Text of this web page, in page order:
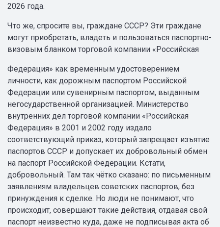
2026 года.
Что же, спросите вы, граждане СССР? Эти граждане
могут приобретать, владеть и пользоваться паспортно-
визовым бланком торговой компании «Российская
Федерация» как временным удостоверением
личности, как дорожным паспортом Российской
Федерации или сувенирным паспортом, выданным
негосударственной организацией. Министерство
внутренних дел торговой компании «Российская
Федерация» в 2001 и 2002 году издало
соответствующий приказ, который запрещает изъятие
паспортов СССР и допускает их добровольный обмен
на паспорт Российской Федерации. Кстати,
добровольный. Там так чётко сказано: по письменным
заявлениям владельцев советских паспортов, без
принуждения к сделке. Но люди не понимают, что
происходит, совершают такие действия, отдавая свой
паспорт неизвестно куда, даже не подписывая акта об